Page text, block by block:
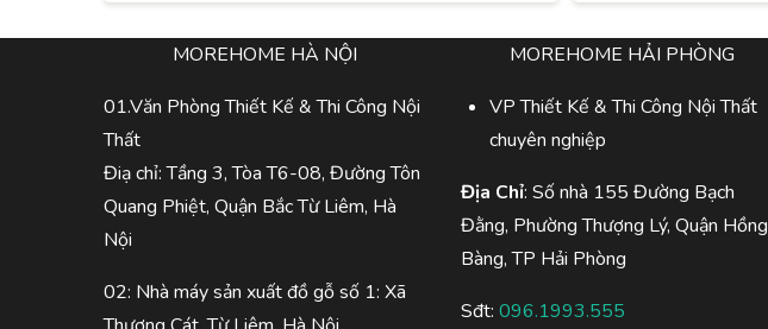
MOREHOME HÀ NỘI
01.Văn Phòng Thiết Kế & Thi Công Nội
Thất
Điạ chỉ: Tầng 3, Tòa T6-08, Đường Tôn
Quang Phiệt, Quận Bắc Từ Liêm, Hà
Nội
02: Nhà máy sản xuất đồ gỗ số 1: Xã
MOREHOME HẢI PHÒNG
VP Thiết Kế & Thi Công Nội Thất
chuyên nghiệp
Địa Chỉ: Số nhà 155 Đường Bạch
Đằng, Phường Thượng Lý, Quận Hồng
Bàng, TP Hải Phòng
Sđt: 096.1993.555